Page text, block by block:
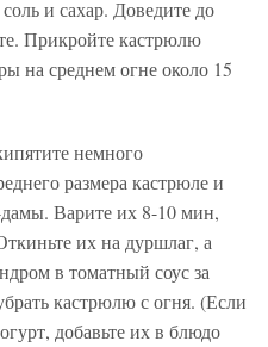
и сахар. Доведите до
Прикройте кастрюлю
на среднем огне около 15
немного
размера кастрюле и
дамы. Варите их 8-10 мин,
их на дуршлаг, а
в томатный соус за
кастрюлю с огня. (Если
добавьте их в блюдо